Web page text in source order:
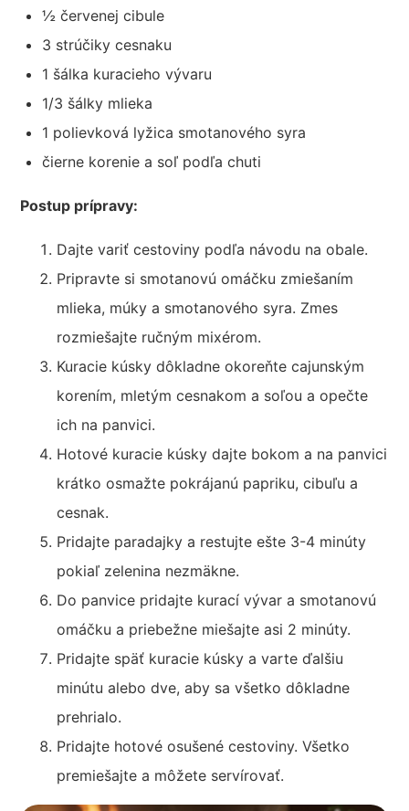
½ červenej cibule
3 strúčiky cesnaku
1 šálka kuracieho vývaru
1/3 šálky mlieka
1 polievková lyžica smotanového syra
čierne korenie a soľ podľa chuti
Postup prípravy:
Dajte variť cestoviny podľa návodu na obale.
Pripravte si smotanovú omáčku zmiešaním
mlieka, múky a smotanového syra. Zmes
rozmiešajte ručným mixérom.
Kuracie kúsky dôkladne okoreňte cajunským
korením, mletým cesnakom a soľou a opečte
ich na panvici.
Hotové kuracie kúsky dajte bokom a na panvici
krátko osmažte pokrájanú papriku, cibuľu a
cesnak.
Pridajte paradajky a restujte ešte 3-4 minúty
pokiaľ zelenina nezmäkne.
Do panvice pridajte kurací vývar a smotanovú
omáčku a priebežne miešajte asi 2 minúty.
Pridajte späť kuracie kúsky a varte ďalšiu
minútu alebo dve, aby sa všetko dôkladne
prehrialo.
Pridajte hotové osušené cestoviny. Všetko
premiešajte a môžete servírovať.